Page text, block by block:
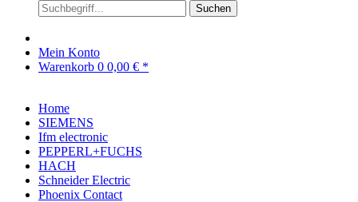
Suchen
Mein Konto
Warenkorb 0 0,00 € *
Home
SIEMENS
Ifm electronic
PEPPERL+FUCHS
HACH
Schneider Electric
Phoenix Contact